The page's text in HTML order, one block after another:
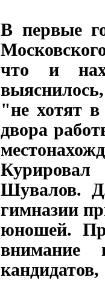
В первые
что и
"не хотят
двора
Шувалов.
гимназии
юношей.
внимание